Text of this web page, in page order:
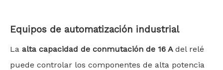
Equipos de automatización industrial
La alta capacidad de conmutación de 16 A del relé
puede controlar los componentes de alta potencia